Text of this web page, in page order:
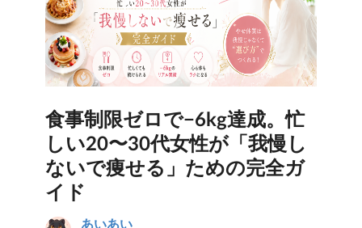
食事制限ゼロで−6kg達成。忙
しい20〜30代女性が「我慢し
ないで痩せる」ための完全ガ
イド
あいあい